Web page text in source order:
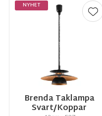
Brenda Taklampa
Svart/Koppar
NYHET